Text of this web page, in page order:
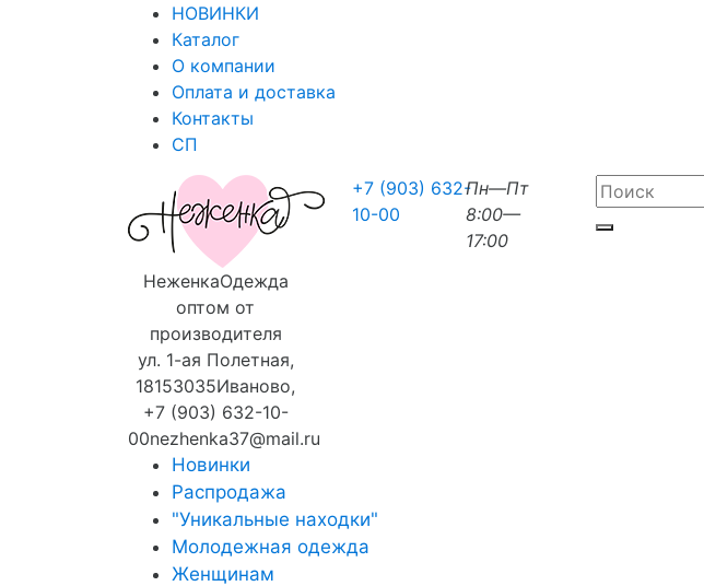
НОВИНКИ
Каталог
О компании
Оплата и доставка
Контакты
СП
НеженкаОдежда
оптом от
производителя
ул. 1-ая Полетная,
18153035Иваново,
+7 (903) 632-10-
00nezhenka37@mail.ru
+7 (903) 632-
10-00
Пн—Пт
8:00—
17:00
Новинки
Распродажа
"Уникальные находки"
Молодежная одежда
Женщинам